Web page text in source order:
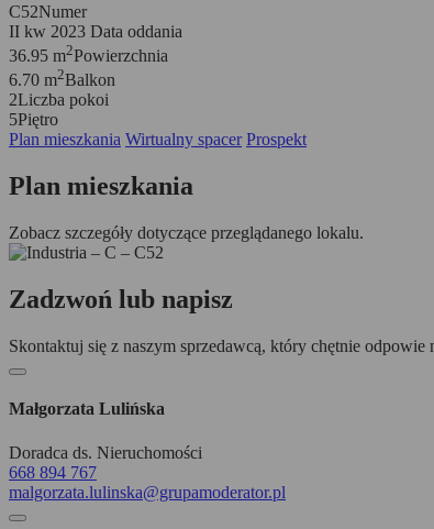
C52Numer
II kw 2023 Data oddania
36.95 m2Powierzchnia
6.70 m2Balkon
2Liczba pokoi
5Piętro
Plan mieszkania Wirtualny spacer Prospekt
Plan mieszkania
Zobacz szczegóły dotyczące przeglądanego lokalu.
Zadzwoń lub napisz
Skontaktuj się z naszym sprzedawcą, który chętnie
Małgorzata Lulińska
Doradca ds. Nieruchomości
668 894 767
malgorzata.lulinska@grupamoderator.pl